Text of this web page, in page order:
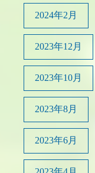
2024年2月
2023年12月
2023年10月
2023年8月
2023年6月